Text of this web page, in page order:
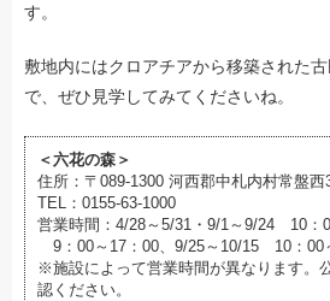
す。
敷地内にはクロアチアから移築された
で、ぜひ見学してみてくださいね。
＜六花の森＞
住所：〒089-1300 河西郡中札内村常盤西
TEL：0155-63-1000
営業時間：4/28～5/31・9/1～9/24 10：
9：00～17：00、9/25～10/15 10：00
※施設によって営業時間が異なります。
認ください。